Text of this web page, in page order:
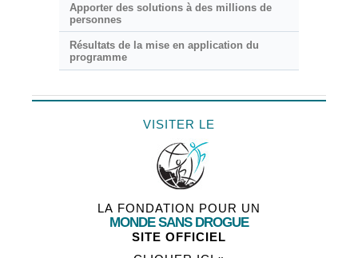
Apporter des solutions à des millions de
personnes
Résultats de la mise en application du
programme
VISITER LE
LA FONDATION POUR UN
MONDE SANS DROGUE
SITE OFFICIEL